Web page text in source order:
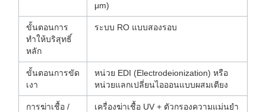
μm)
ขั้นตอนการ
ทำให้บริสุทธิ์
หลัก
ระบบ RO แบบสองรอบ
ขั้นตอนการขัด
เงา
หน่วย EDI (Electrodeionization) หรือ
หน่วยแลกเปลี่ยนไอออนแบบผสมเตียง
การฆ่าเชื้อ /
เครื่องฆ่าเชื้อ UV + ตัวกรองความแม่นยำ